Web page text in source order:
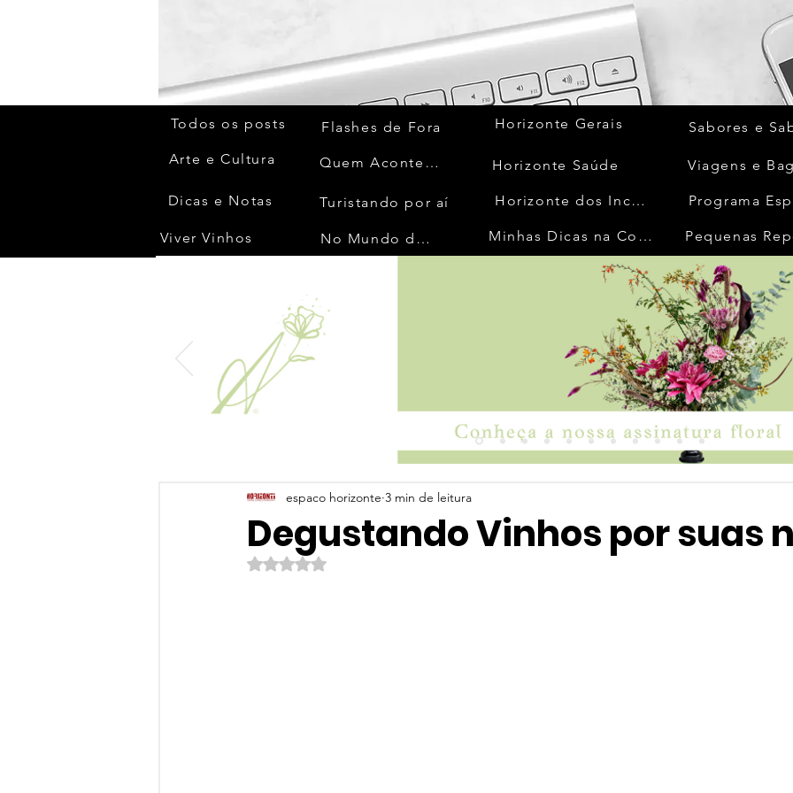
Todos os posts
Arte e Cultura
Dicas e Notas
Viver Vinhos
Flashes de Fora
Quem Acontece
Turistando por aí
No Mundo da Moda
Horizonte Gerais
Horizonte Saúde
Horizonte dos Inconfidentes
Minhas Dicas na Cozinha
Sabores e
Viagens e
Programa
Pequenas
Degustando Vinhos por suas
espaco horizonte 3 min de leitura
Avaliado com NaN de 5 estrelas.